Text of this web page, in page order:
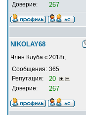
Доверие: 267
NIKOLAY68
Член Клуба с 2018г,
Сообщения: 365
Репутация:
20
Доверие: 267